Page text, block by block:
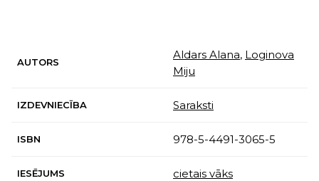
AUTORS
Aldars Alana, Loginova
Miju
IZDEVNIECĪBA Saraksti
ISBN 978-5-4491-3065-5
IESĒJUMS cietais vāks